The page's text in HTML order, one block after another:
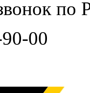
по
00